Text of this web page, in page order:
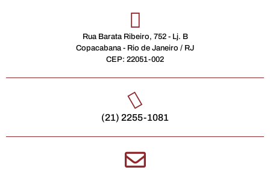
Rua Barata Ribeiro, 752 - Lj. B
Copacabana - Rio de Janeiro / RJ
CEP: 22051-002
(21) 2255-1081